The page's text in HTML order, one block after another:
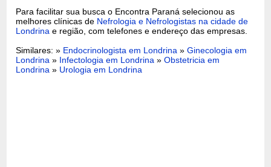
Para facilitar sua busca o Encontra Paraná selecionou as
melhores clínicas de Nefrologia e Nefrologistas na cidade de
Londrina e região, com telefones e endereço das empresas.
Similares: » Endocrinologista em Londrina »Ginecologia em
Londrina » Infectologia em Londrina »Obstetricia em
Londrina » Urologia em Londrina